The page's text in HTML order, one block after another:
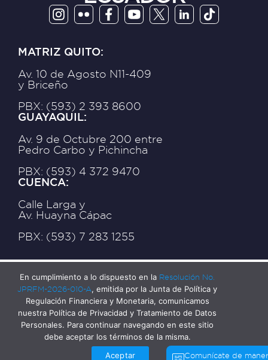
MATRIZ QUITO:
Av. 10 de Agosto N11-409
y Briceño
PBX: (593) 2 393 8600
GUAYAQUIL:
Av. 9 de Octubre 200 entre
Pedro Carbo y Pichincha
PBX: (593) 4 372 9470
CUENCA:
Calle Larga y
Av. Huayna Cápac
PBX: (593) 7 283 1255
Comunícate de
En cumplimiento a lo dispuesto en la Resolución No.
JPRFM-2026-010-A, emitida por la Junta de Política y
Regulación Financiera y Monetaria, comunicamos
nuestra Política de Privacidad y Tratamiento de Datos
Personales. Para continuar navegando en este sitio
debe aceptar los términos de la misma.
Aceptar